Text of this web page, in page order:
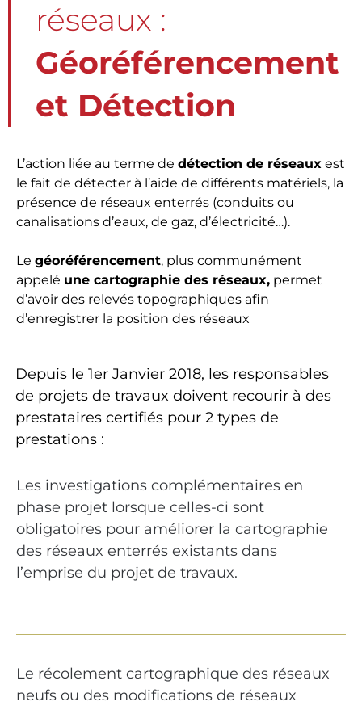
réseaux :
Géoréférencement
et Détection
L’action liée au terme de détection de réseaux est
le fait de détecter à l’aide de différents matériels, la
présence de réseaux enterrés (conduits ou
canalisations d’eaux, de gaz, d’électricité…).
Le géoréférencement, plus communément
appelé une cartographie des réseaux, permet
d’avoir des relevés topographiques afin
d’enregistrer la position des réseaux
Depuis le 1er Janvier 2018, les responsables
de projets de travaux doivent recourir à des
prestataires certifiés pour 2 types de
prestations :
Les investigations complémentaires en
phase projet lorsque celles-ci sont
obligatoires pour améliorer la cartographie
des réseaux enterrés existants dans
l’emprise du projet de travaux.
Le récolement cartographique des réseaux
neufs ou des modifications de réseaux